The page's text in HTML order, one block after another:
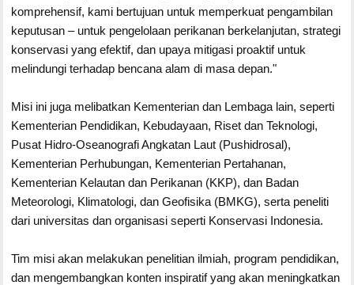
komprehensif, kami bertujuan untuk memperkuat pengambilan
keputusan – untuk pengelolaan perikanan berkelanjutan, strategi
konservasi yang efektif, dan upaya mitigasi proaktif untuk
melindungi terhadap bencana alam di masa depan."
Misi ini juga melibatkan Kementerian dan Lembaga lain, seperti
Kementerian Pendidikan, Kebudayaan, Riset dan Teknologi,
Pusat Hidro-Oseanografi Angkatan Laut (Pushidrosal),
Kementerian Perhubungan, Kementerian Pertahanan,
Kementerian Kelautan dan Perikanan (KKP), dan Badan
Meteorologi, Klimatologi, dan Geofisika (BMKG), serta peneliti
dari universitas dan organisasi seperti Konservasi Indonesia.
Tim misi akan melakukan penelitian ilmiah, program pendidikan,
dan mengembangkan konten inspiratif yang akan meningkatkan